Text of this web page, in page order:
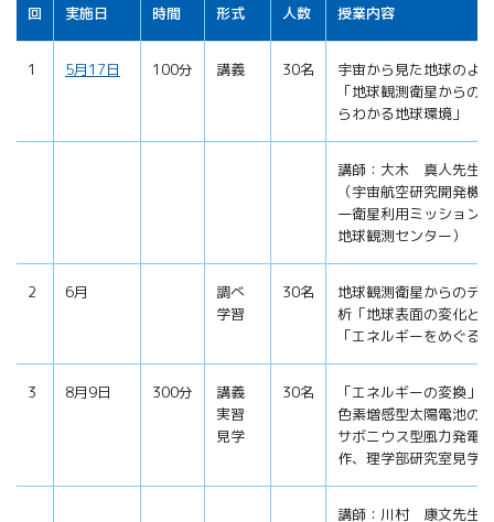
回 実施日 時間 形式 人数 授業内容
1 5月17日 100分 講義 30名
宇宙から見た地球のよ
「地球観測衛星からの
らわかる地球環境」
講師：大木 真人先生
（宇宙航空研究開発
一衛星利用ミッショ
地球観測センター）
2 6月
調べ
学習
30名
地球観測衛星からのデ
析「地球表面の変化と
「エネルギーをめぐる
3 8月9日 300分
講義
実習
見学
30名
「エネルギーの変換」
色素増感型太陽電池の
サボニウス型風力発電
作、理学部研究室見学
講師：川村 康文先生